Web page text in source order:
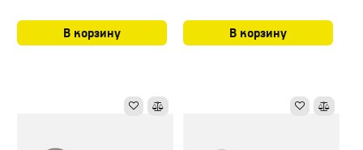
В корзину В корзину